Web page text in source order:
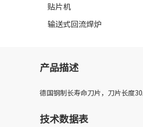
贴片机
输送式回流焊炉
产品描述
德国钢制长寿命刀片，刀片长度
技术数据表